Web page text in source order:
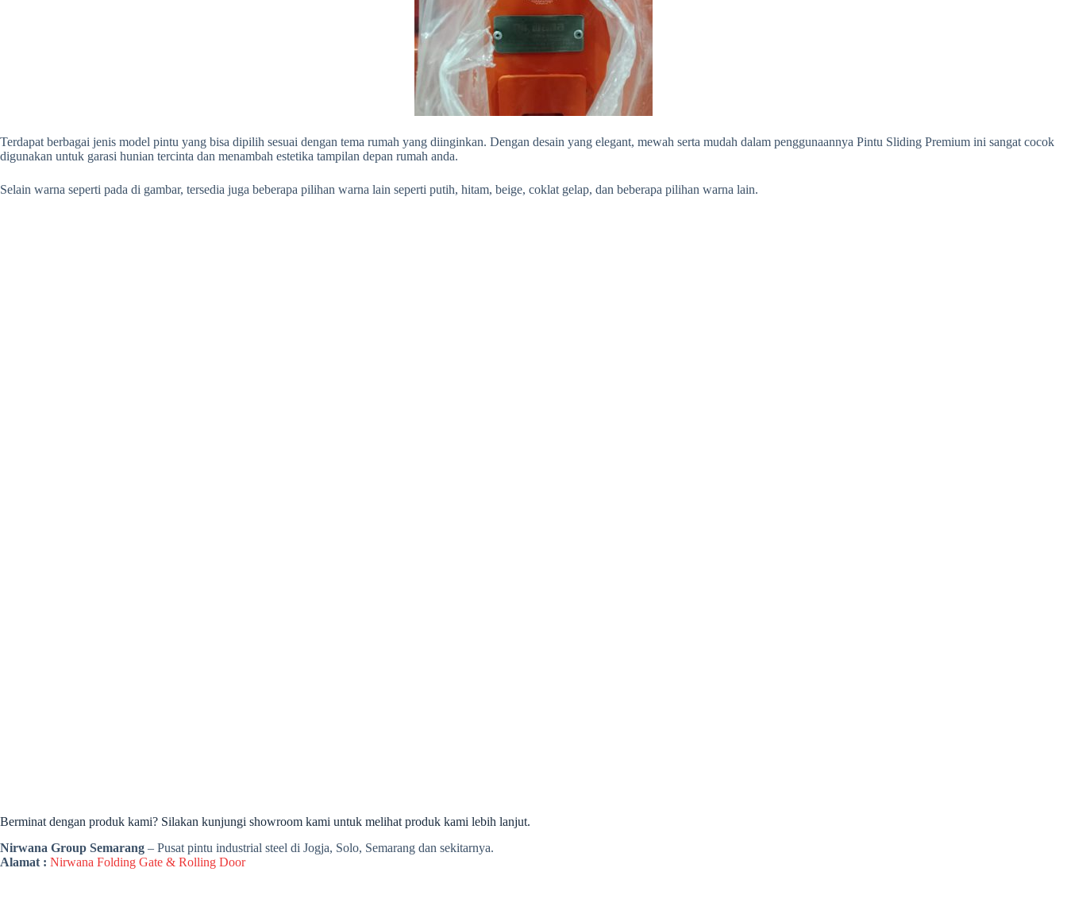
Terdapat berbagai jenis model pintu yang bisa dipilih sesuai dengan tema rumah yang diinginkan. Dengan desain yang elegant, mewah serta mudah dalam penggunaannya Pintu Sliding Premium ini sangat cocok
digunakan untuk garasi hunian tercinta dan menambah estetika tampilan depan rumah anda.
Selain warna seperti pada di gambar, tersedia juga beberapa pilihan warna lain seperti putih, hitam, beige, coklat gelap, dan beberapa pilihan warna lain.
Berminat dengan produk kami? Silakan kunjungi showroom kami untuk melihat produk kami lebih lanjut.
Nirwana Group Semarang – Pusat pintu industrial steel di Jogja, Solo, Semarang dan sekitarnya.
Alamat : Nirwana Folding Gate & Rolling Door